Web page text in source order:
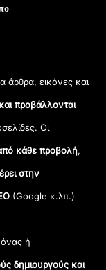
εικόνες και
προβάλλονται
Οι
κάθε προβολή,
στην
(Google κ.λπ.)
ή
δημιουργούς και